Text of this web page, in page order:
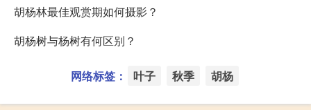
胡杨林最佳观赏期如何摄影？
胡杨树与杨树有何区别？
网络标签： 叶子 秋季 胡杨